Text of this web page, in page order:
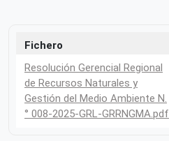
Fichero
Resolución Gerencial Regional
de Recursos Naturales y
Gestión del Medio Ambiente N.
° 008-2025-GRL-GRRNGMA.pdf